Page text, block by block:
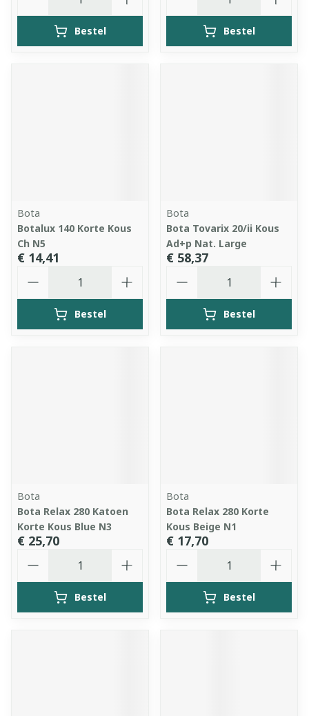
Bestel Bestel
Bota
Botalux 140 Korte Kous
Ch N5
€ 14,41
Bestel
Bota
Bota Tovarix 20/ii Kous
Ad+p Nat. Large
€ 58,37
Bestel
Bota
Bota Relax 280 Katoen
Korte Kous Blue N3
€ 25,70
Bestel
Bota
Bota Relax 280 Korte
Kous Beige N1
€ 17,70
Bestel